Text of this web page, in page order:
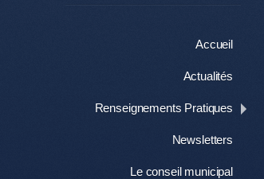
Accueil
Actualités
Renseignements Pratiques
Newsletters
Le conseil municipal